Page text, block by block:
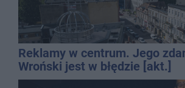
Reklamy w centrum. Jego
Wroński jest w błędzie [akt.]